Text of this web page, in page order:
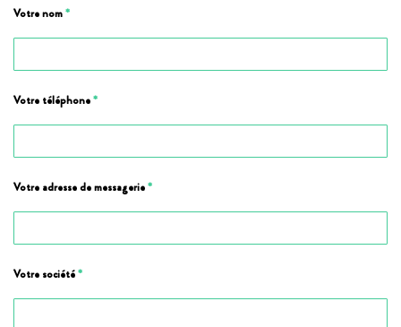
Votre nom*
Votre téléphone*
Votre adresse de messagerie*
Votre société*